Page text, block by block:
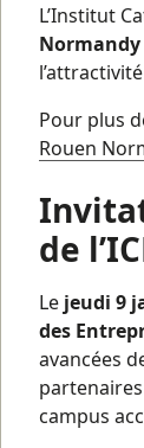
L’Institut
Pour plus
Rouen
de
Le jeudi 9
des
avancées
campus